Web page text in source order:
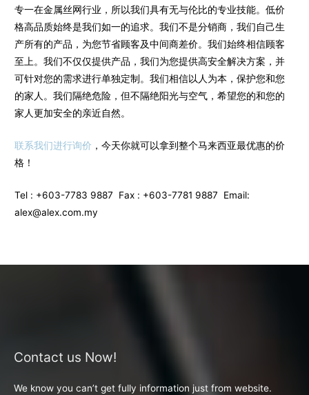
专一在金属丝网行业，所以我们具有无与伦比的专业技能。低价
格高品质始终是我们如一的追求。我们不是分销商，我们自己生
产所有的产品，为您节省顾客及中间商差价。我们始终相信顾客
至上。我们不仅仅提供产品，我们为您提供高安全解决方案，并
可针对您的需求进行单独定制。我们相信以人为本，保护您和您
的家人。我们隔绝危险，但不隔绝阳光与空气，希望您的和您的
家人更加安全的亲近自然。
联系我们进行询价 ，今天你就可以拿到整个马来西亚最优惠的价
格！
Tel : +603-7783 9887 Fax : +603-7781 9887 Email:
alex@alex.com.my
Contact us Now!
We know you can’t get fully information just from website.